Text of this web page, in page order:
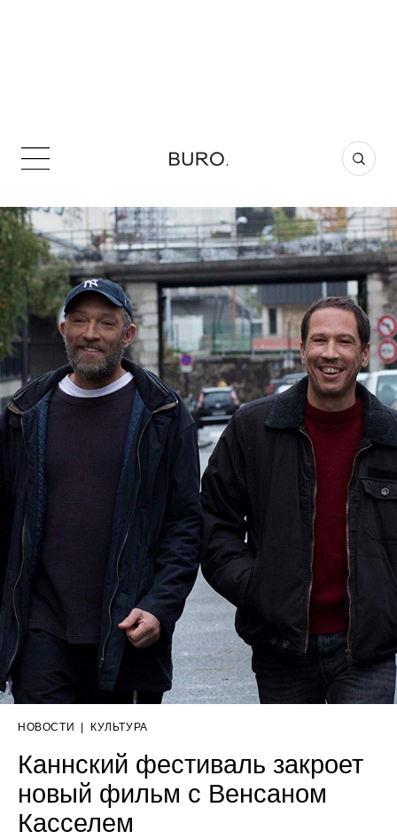
НОВОСТИ КУЛЬТУРА
Каннский фестиваль закроет
новый фильм с Венсаном
Касселем